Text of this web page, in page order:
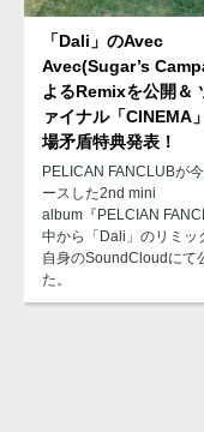
「Dali」のAvec
Avec(Sugar’s
よるRemixを公開＆
ァイナル「CINEMA
場矛盾特典発表！
PELICAN FANCLUBが
ースした2nd mini
album『PELCIAN
中から「Dali」のリミッ
自身のSoundCloudにて
た。